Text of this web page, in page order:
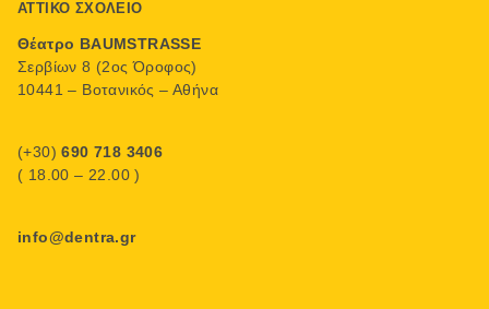
ΑΤΤΙΚΌ ΣΧΟΛΕΊΟ
Θέατρο BAUMSTRASSE
Σερβίων 8 (2ος Όροφος)
10441 – Βοτανικός – Αθήνα
(+30)690 718 3406
( 18.00 – 22.00 )
info@dentra.gr